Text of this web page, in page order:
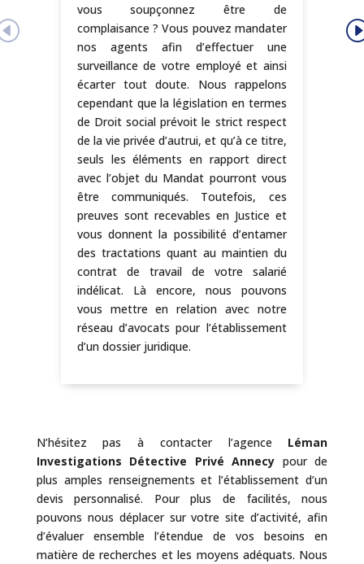
vous soupçonnez être de
complaisance ? Vous pouvez mandater
nos agents afin d’effectuer une
surveillance de votre employé et ainsi
écarter tout doute. Nous rappelons
cependant que la législation en termes
de Droit social prévoit le strict respect
de la vie privée d’autrui, et qu’à ce titre,
seuls les éléments en rapport direct
avec l’objet du Mandat pourront vous
être communiqués. Toutefois, ces
preuves sont recevables en Justice et
vous donnent la possibilité d’entamer
des tractations quant au maintien du
contrat de travail de votre salarié
indélicat. Là encore, nous pouvons
vous mettre en relation avec notre
réseau d’avocats pour l’établissement
d’un dossier juridique.
N’hésitez pas à contacter l’agence Léman
Investigations Détective Privé Annecy pour de
plus amples renseignements et l’établissement d’un
devis personnalisé. Pour plus de facilités, nous
pouvons nous déplacer sur votre site d’activité, afin
d’évaluer ensemble l’étendue de vos besoins en
matière de recherches et les moyens adéquats. Nous